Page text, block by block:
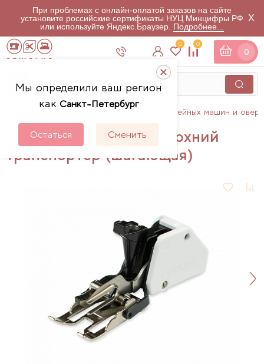
При проблемах с онлайн-оплатой заказов на сайте
установите российские сертификаты НУЦ Минцифры РФ
или используйте Яндекс.Браузер. Подробнее...
X
Мы определили ваш регион
как Санкт-Петербург
Остаться Сменить
0 0
0
Аксессуары для швейных машин и
Лапка Bernina # 50 верхний
транспортер (шагающая)